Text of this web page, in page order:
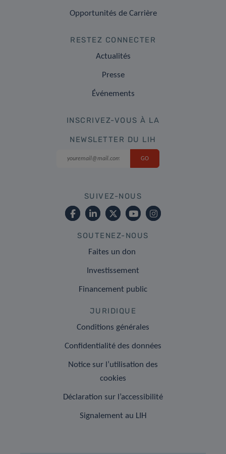
Opportunités de Carrière
RESTEZ CONNECTER
Actualités
Presse
Événements
INSCRIVEZ-VOUS À LA
NEWSLETTER DU LIH
SUIVEZ-NOUS
SOUTENEZ-NOUS
Faites un don
Investissement
Financement public
JURIDIQUE
Conditions générales
Confidentialité des données
Notice sur l’utilisation des
cookies
Déclaration sur l’accessibilité
Signalement au LIH